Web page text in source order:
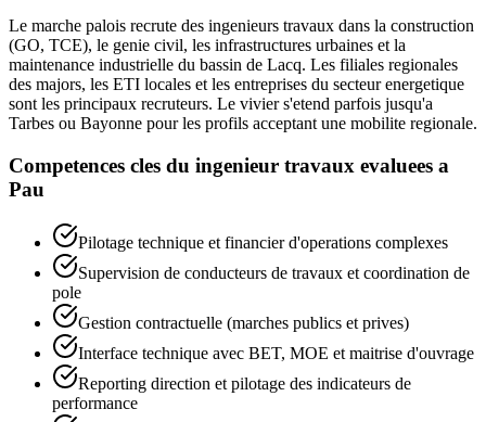
Le marche palois recrute des ingenieurs travaux dans la construction
(GO, TCE), le genie civil, les infrastructures urbaines et la
maintenance industrielle du bassin de Lacq. Les filiales regionales
des majors, les ETI locales et les entreprises du secteur energetique
sont les principaux recruteurs. Le vivier s'etend parfois jusqu'a
Tarbes ou Bayonne pour les profils acceptant une mobilite regionale.
Competences cles du ingenieur travaux evaluees a
Pau
Pilotage technique et financier d'operations complexes
Supervision de conducteurs de travaux et coordination de
pole
Gestion contractuelle (marches publics et prives)
Interface technique avec BET, MOE et maitrise d'ouvrage
Reporting direction et pilotage des indicateurs de
performance